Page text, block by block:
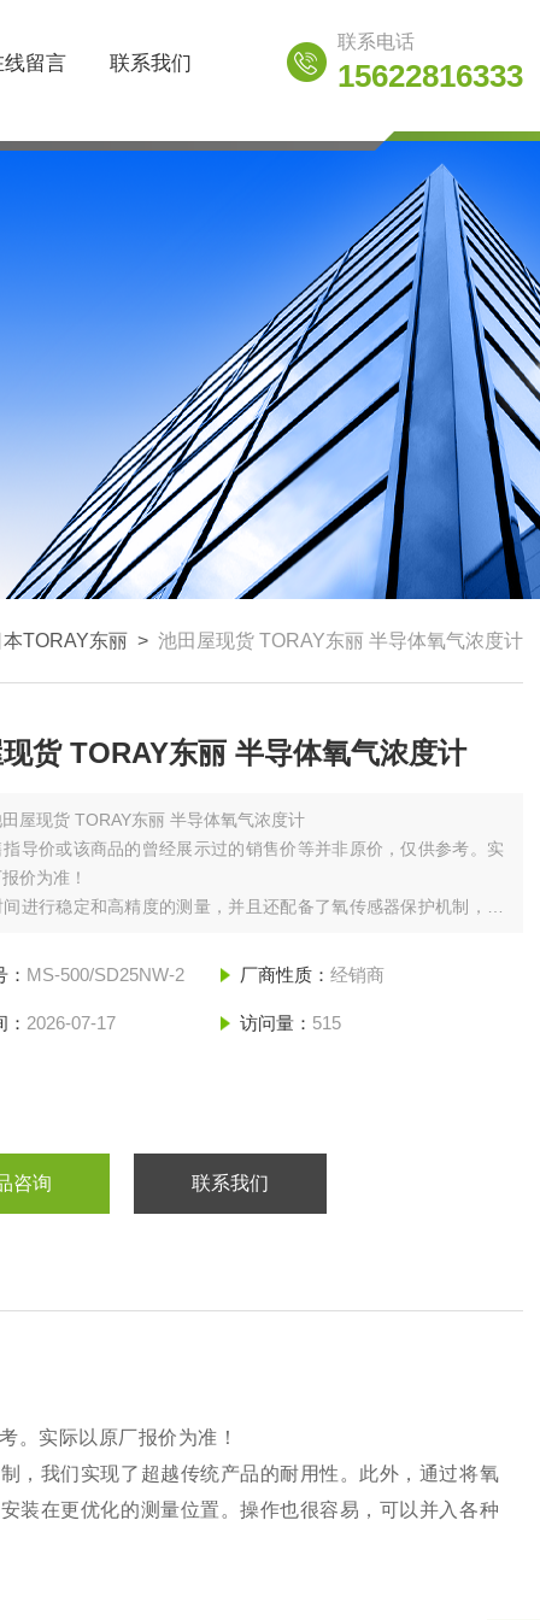
线留言 联系我们
联系电话
15622816333
本TORAY东丽 > 池田屋现货 TORAY东丽 半导体氧气浓度计
货 TORAY东丽 半导体氧气浓度计
屋现货 TORAY东丽 半导体氧气浓度计
导价或该商品的曾经展示过的销售价等并非原价，仅供参考。实
价为准！
进行稳定和高精度的测量，并且还配备了氧传感器保护机制，我
分制成薄壁安装结构，可以将其安装在更优化的测量位置。操作
MS-500/SD25NW-2 厂商性质： 经销商
2026-07-17 访问量： 515
咨询 联系我们
。实际以原厂报价为准！
，我们实现了超越传统产品的耐用性。此外，通过将氧
装在更优化的测量位置。操作也很容易，可以并入各种